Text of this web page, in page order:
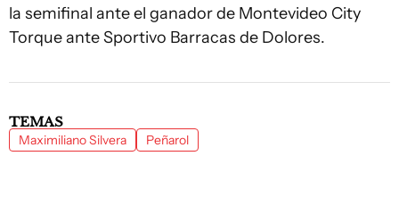
la semifinal ante el ganador de Montevideo City
Torque ante Sportivo Barracas de Dolores.
TEMAS
Maximiliano Silvera Peñarol